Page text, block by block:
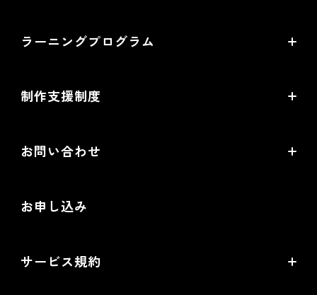
提携サービス一覧
導入企業一覧
ラーニングプログラム
オープンセミナー一覧
制作支援制度
EC制作パートナー一覧
お問い合わせ
導入検討Webミーティング
お申し込み
サービス規約